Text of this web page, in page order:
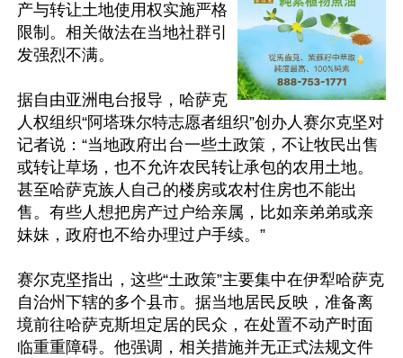
产与转让土地使用权实施严格
限制。相关做法在当地社群引
发强烈不满。
据自由亚洲电台报导，哈萨克
人权组织“阿塔珠尔特志愿者组织”创办人赛尔克坚对
记者说：“当地政府出台一些土政策，不让牧民出售
或转让草场，也不允许农民转让承包的农用土地。
甚至哈萨克族人自己的楼房或农村住房也不能出
售。有些人想把房产过户给亲属，比如亲弟弟或亲
妹妹，政府也不给办理过户手续。”
赛尔克坚指出，这些“土政策”主要集中在伊犁哈萨克
自治州下辖的多个县市。据当地居民反映，准备离
境前往哈萨克斯坦定居的民众，在处置不动产时面
临重重障碍。他强调，相关措施并无正式法规文件